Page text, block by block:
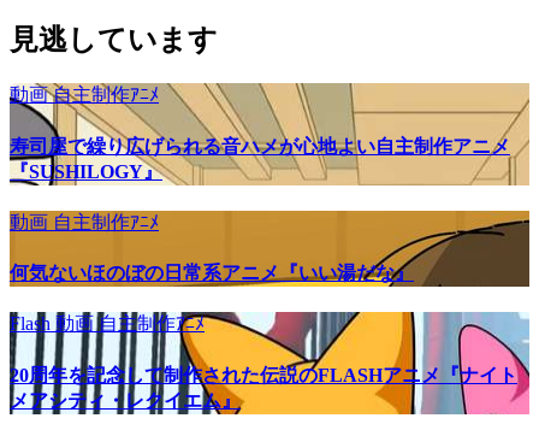
見逃しています
動画自主制作ｱﾆﾒ
寿司屋で繰り広げられる音ハメが心地よい自主制作アニメ
『SUSHILOGY』
動画 自主制作ｱﾆﾒ
何気ないほのぼの日常系アニメ『いい湯だな』
Flash 動画自主制作ｱﾆﾒ
20周年を記念して制作された伝説のFLASHアニメ『ナイト
メアシティ・レクイエム』